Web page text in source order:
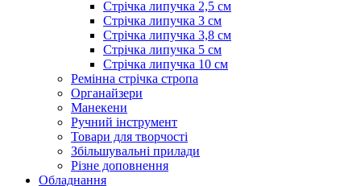
Стрічка липучка 2,5 см
Стрічка липучка 3 см
Стрічка липучка 3,8 см
Стрічка липучка 5 см
Стрічка липучка 10 см
Ремінна стрічка стропа
Органайзери
Манекени
Ручний інструмент
Товари для творчості
Збільшувальні прилади
Різне доповнення
Обладнання